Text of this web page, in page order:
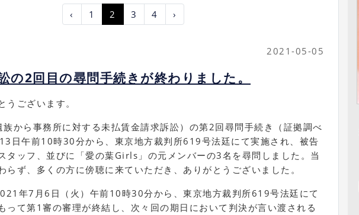
‹ 1 2 3 4 ›
2021-05-05
の2回目の尋問手続きが終わりました。
うございます。
から事務所に対する未払賃金請求訴訟）の第2回尋問手続き（証拠調べ
日午前10時30分から、東京地方裁判所619号法廷にて実施され、被告
タッフ、並びに「愛の葉Girls」の元メンバーの3名を尋問しました。当
らず、多くの方に傍聴に来ていただき、ありがとうございました。
年7月6日（火）午前10時30分から、東京地方裁判所619号法廷にて
って第1審の審理が終結し、次々回の期日において判決が言い渡される